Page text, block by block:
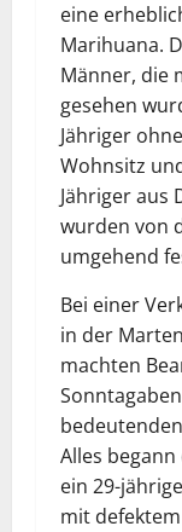
eine
Marihuana.
Männer, die
gesehen
Jähriger
Wohnsitz
Jähriger aus
wurden von
umgehend
Bei einer
in der
machten
Alles
ein 29-
mit